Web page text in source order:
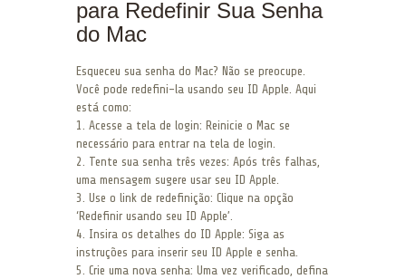
para Redefinir Sua Senha
do Mac
Esqueceu sua senha do Mac? Não se preocupe.
Você pode redefini-la usando seu ID Apple. Aqui
está como:
1. Acesse a tela de login: Reinicie o Mac se
necessário para entrar na tela de login.
2. Tente sua senha três vezes: Após três falhas,
uma mensagem sugere usar seu ID Apple.
3. Use o link de redefinição: Clique na opção
‘Redefinir usando seu ID Apple’.
4. Insira os detalhes do ID Apple: Siga as
instruções para inserir seu ID Apple e senha.
5. Crie uma nova senha: Uma vez verificado, defina